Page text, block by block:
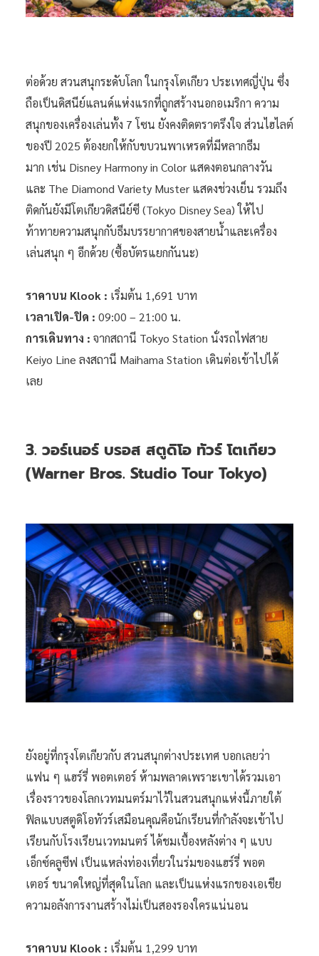
ต่อด้วย สวนสนุกระดับโลก ในกรุงโตเกียว ประเทศญี่ปุ่น ซึ่ง
ถือเป็นดิสนีย์แลนด์แห่งแรกที่ถูกสร้างนอกอเมริกา ความ
สนุกของเครื่องเล่นทั้ง 7 โซน ยังคงติดตราตรึงใจ ส่วนไฮไลต์
ของปี 2025 ต้องยกให้กับขบวนพาเหรดที่มีหลากธีม
มาก เช่น Disney Harmony in Color แสดงตอนกลางวัน
และ The Diamond Variety Muster แสดงช่วงเย็น รวมถึง
ติดกันยังมีโตเกียวดิสนีย์ซี (Tokyo Disney Sea) ให้ไป
ท้าทายความสนุกกับธีมบรรยากาศของสายน้ำและเครื่อง
เล่นสนุก ๆ อีกด้วย (ซื้อบัตรแยกกันนะ)
ราคาบน Klook : เริ่มต้น 1,691 บาท
เวลาเปิด-ปิด : 09:00 – 21:00 น.
การเดินทาง : จากสถานี Tokyo Station นั่งรถไฟสาย
Keiyo Line ลงสถานี Maihama Station เดินต่อเข้าไปได้
เลย
3. วอร์เนอร์ บรอส สตูดิโอ ทัวร์ โตเกียว
(Warner Bros. Studio Tour Tokyo)
ยังอยู่ที่กรุงโตเกียวกับ สวนสนุกต่างประเทศ บอกเลยว่า
แฟน ๆ แฮร์รี่ พอตเตอร์ ห้ามพลาดเพราะเขาได้รวมเอา
เรื่องราวของโลกเวทมนตร์มาไว้ในสวนสนุกแห่งนี้ภายใต้
ฟิลแบบสตูดิโอทัวร์เสมือนคุณคือนักเรียนที่กำลังจะเข้าไป
เรียนกับโรงเรียนเวทมนตร์ ได้ชมเบื้องหลังต่าง ๆ แบบ
เอ็กซ์คลูซีฟ เป็นแหล่งท่องเที่ยวในร่มของแฮร์รี่ พอต
เตอร์ ขนาดใหญ่ที่สุดในโลก และเป็นแห่งแรกของเอเชีย
ความอลังการงานสร้างไม่เป็นสองรองใครแน่นอน
ราคาบน Klook : เริ่มต้น 1,299 บาท